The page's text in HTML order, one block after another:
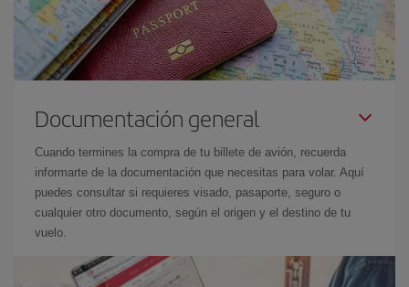
Documentación general
Cuando termines la compra de tu billete de avión, recuerda
informarte de la documentación que necesitas para volar. Aquí
puedes consultar si requieres visado, pasaporte, seguro o
cualquier otro documento, según el origen y el destino de tu
vuelo.